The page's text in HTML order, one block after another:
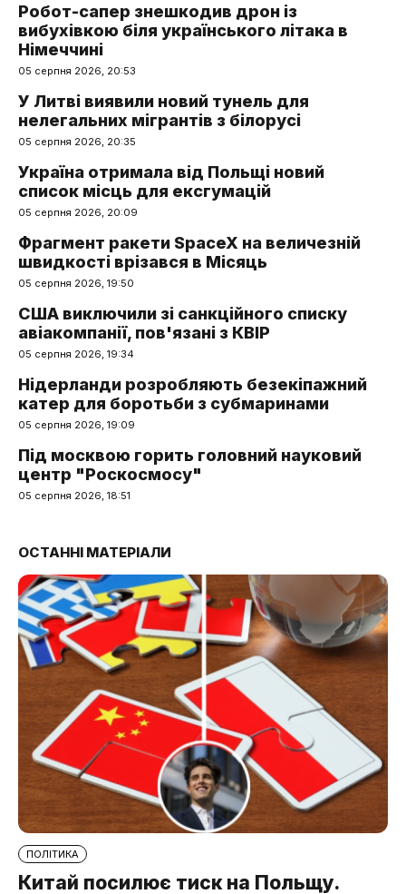
Робот-сапер знешкодив дрон із
вибухівкою біля українського літака в
Німеччині
05 серпня 2026, 20:53
У Литві виявили новий тунель для
нелегальних мігрантів з білорусі
05 серпня 2026, 20:35
Україна отримала від Польщі новий
список місць для ексгумацій
05 серпня 2026, 20:09
Фрагмент ракети SpaceX на величезній
швидкості врізався в Місяць
05 серпня 2026, 19:50
США виключили зі санкційного списку
авіакомпанії, пов'язані з КВІР
05 серпня 2026, 19:34
Нідерланди розробляють безекіпажний
катер для боротьби з субмаринами
05 серпня 2026, 19:09
Під москвою горить головний науковий
центр "Роскосмосу"
05 серпня 2026, 18:51
ОСТАННІ МАТЕРІАЛИ
ПОЛІТИКА
Китай посилює тиск на Польщу.